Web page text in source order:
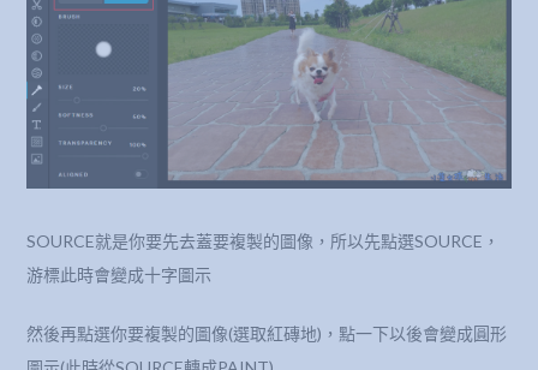
SOURCE就是你要先去蓋要複製的圖像，所以先點選SOURCE，
游標此時會變成十字圖示
然後再點選你要複製的圖像(選取紅磚地)，點一下以後會變成圓形